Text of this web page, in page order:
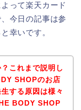
って楽天カード
今日の記事は参
幸いです。
これまで説明し
SHOPのお店
する原因は様々
BODY SHOP